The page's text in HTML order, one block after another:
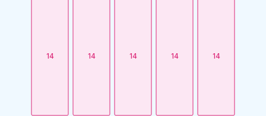
14 14 14 14 14